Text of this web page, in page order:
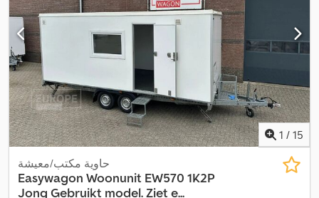
1 / 15
حاوية مكتب/معيشة
Easywagon Woonunit EW570 1K2P
Jong Gebruikt model. Ziet e...